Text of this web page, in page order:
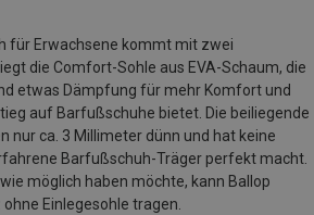
für Erwachsene kommt mit zwei
die Comfort-Sohle aus EVA-Schaum, die
etwas Dämpfung für mehr Komfort und
auf Barfußschuhe bietet. Die beiliegende
nur ca. 3 Millimeter dünn und hat keine
Barfußschuh-Träger perfekt macht.
möglich haben möchte, kann Ballop
Einlegesohle tragen.